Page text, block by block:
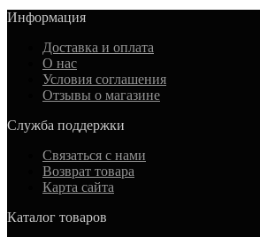
Информация
Доставка и оплата
О нас
Условия соглашения
Отзывы о магазине
Служба поддержки
Связаться с нами
Возврат товара
Карта сайта
Каталог товаров